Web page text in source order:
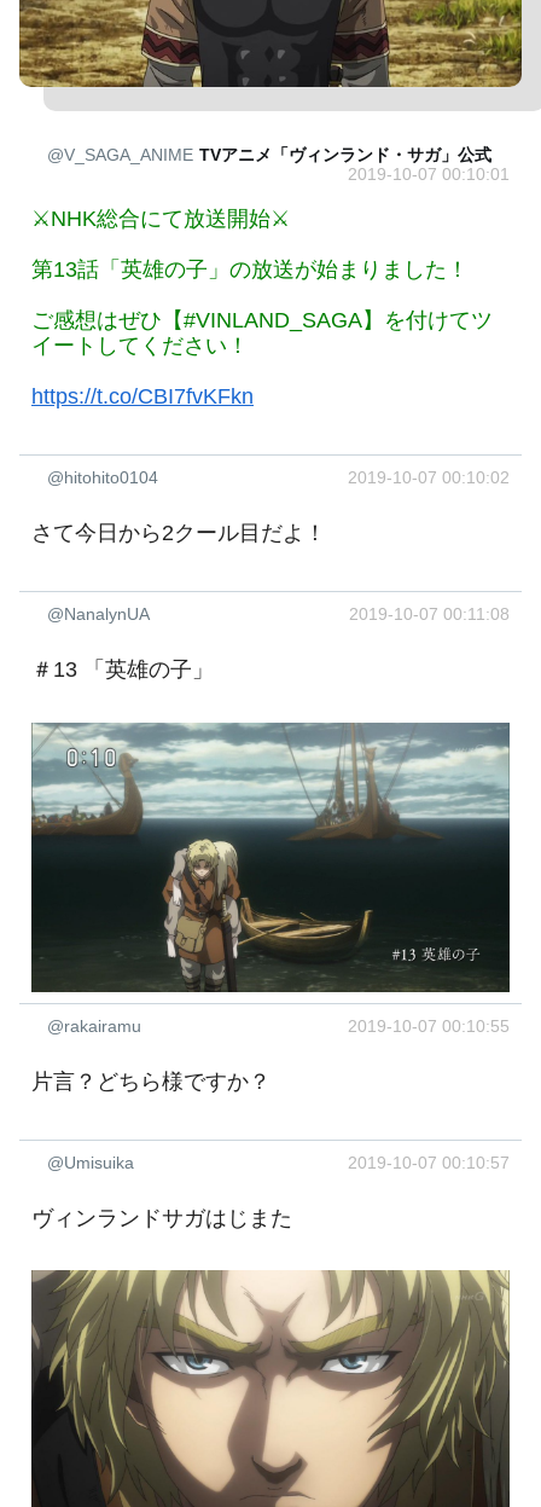
@V_SAGA_ANIME TVアニメ「ヴィンランド・サガ」公式
2019-10-07 00:10:01
⚔NHK総合にて放送開始⚔
第13話「英雄の子」の放送が始まりました！
ご感想はぜひ【#VINLAND_SAGA】を付けてツ
イートしてください！
https://t.co/CBI7fvKFkn
@hitohito0104 2019-10-07 00:10:02
さて今日から2クール目だよ！
@NanalynUA 2019-10-07 00:11:08
＃13 「英雄の子」
@rakairamu 2019-10-07 00:10:55
片言？どちら様ですか？
@Umisuika 2019-10-07 00:10:57
ヴィンランドサガはじまた